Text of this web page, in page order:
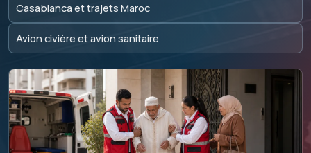
Casablanca et trajets Maroc
Avion civière et avion sanitaire